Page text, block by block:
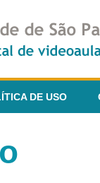
DE USO